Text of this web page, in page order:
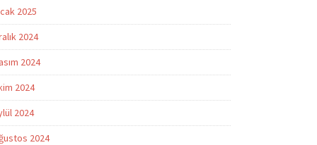
2025
2024
2024
2024
2024
2024